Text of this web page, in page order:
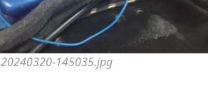
20240320-145035.jpg